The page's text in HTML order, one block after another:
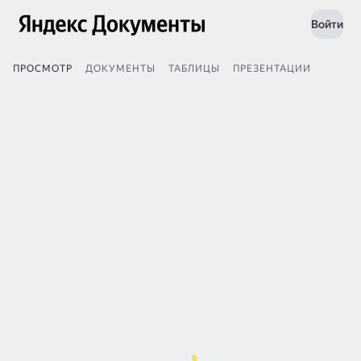
Войти
ПРОСМОТР ДОКУМЕНТЫ ТАБЛИЦЫ ПРЕЗЕНТАЦИИ